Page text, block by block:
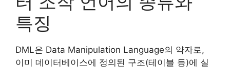
특징
DML은 Data Manipulation Language의 약자로,
이미 데이터베이스에 정의된 구조(테이블 등)에 실